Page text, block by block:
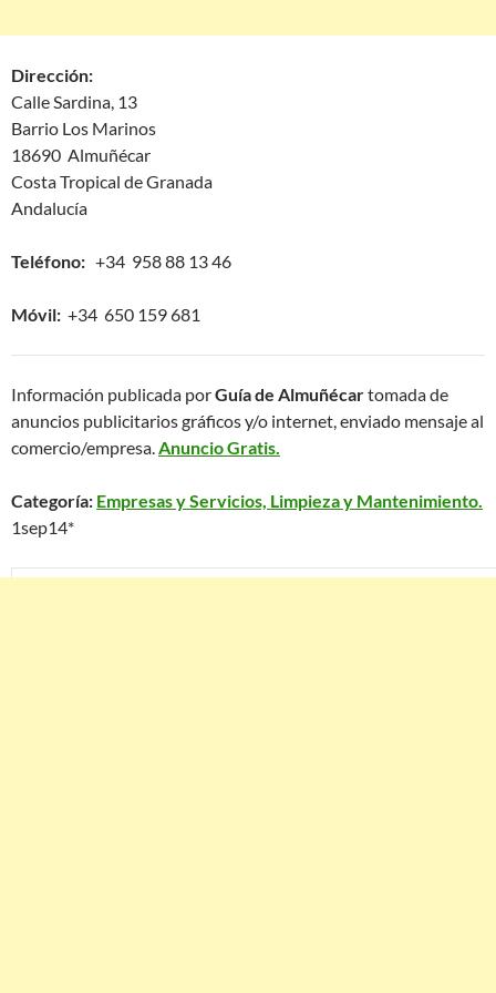
Dirección:
Calle Sardina, 13
Barrio Los Marinos
18690 Almuñécar
Costa Tropical de Granada
Andalucía
Teléfono: +34 958 88 13 46
Móvil: +34 650 159 681
Información publicada porGuía de Almuñécartomada de
anuncios publicitarios gráficos y/o internet, enviado mensaje al
comercio/empresa. Anuncio Gratis.
Categoría: Empresas y Servicios, Limpieza y Mantenimiento.
1sep14*